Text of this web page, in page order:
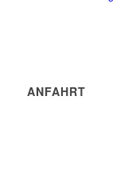
ANFAHRT